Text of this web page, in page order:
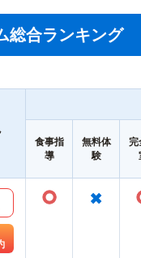
総合ランキング
食事指
導
無料体
験
完
○ ×